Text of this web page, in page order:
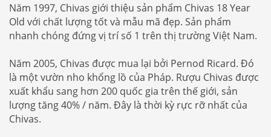
Năm 1997, Chivas giới thiệu sản phẩm Chivas 18 Year
Old với chất lượng tốt và mẫu mã đẹp. Sản phẩm
nhanh chóng đứng vị trí số 1 trên thị trường Việt Nam.
Năm 2005, Chivas được mua lại bởi Pernod Ricard. Đó
là một vườn nho khổng lồ của Pháp. Rượu Chivas được
xuất khẩu sang hơn 200 quốc gia trên thế giới, sản
lượng tăng 40% / năm. Đây là thời kỳ rực rỡ nhất của
Chivas.